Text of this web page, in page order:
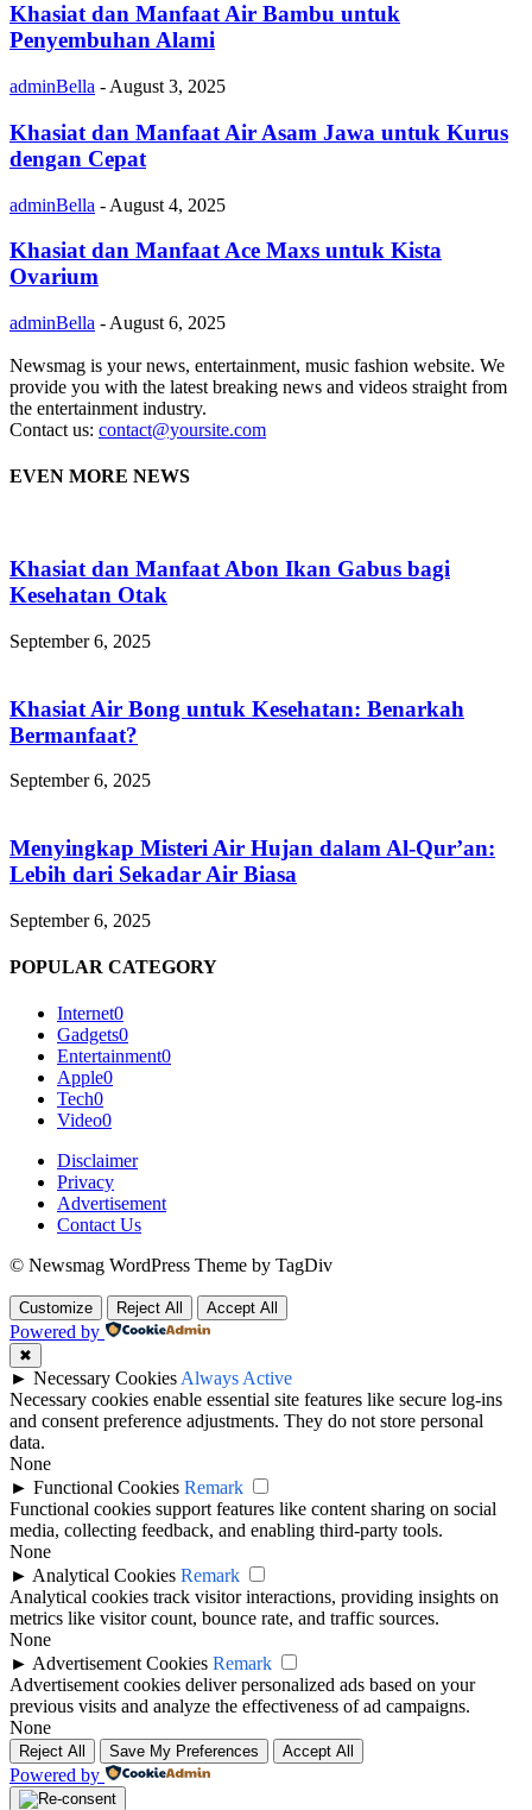
Khasiat dan Manfaat Air Bambu untuk
Penyembuhan Alami
adminBella - August 3, 2025
Khasiat dan Manfaat Air Asam Jawa untuk Kurus
dengan Cepat
adminBella - August 4, 2025
Khasiat dan Manfaat Ace Maxs untuk Kista
Ovarium
adminBella - August 6, 2025
Newsmag is your news, entertainment, music fashion website. We
provide you with the latest breaking news and videos straight from
the entertainment industry.
Contact us: contact@yoursite.com
EVEN MORE NEWS
Khasiat dan Manfaat Abon Ikan Gabus bagi
Kesehatan Otak
September 6, 2025
Khasiat Air Bong untuk Kesehatan: Benarkah
Bermanfaat?
September 6, 2025
Menyingkap Misteri Air Hujan dalam Al-Qur’an:
Lebih dari Sekadar Air Biasa
September 6, 2025
POPULAR CATEGORY
Internet0
Gadgets0
Entertainment0
Apple0
Tech0
Video0
Disclaimer
Privacy
Advertisement
Contact Us
© Newsmag WordPress Theme by TagDiv
Customize Reject All Accept All
Powered by
✖
► Necessary Cookies Always Active
Necessary cookies enable essential site features like secure log-ins
and consent preference adjustments. They do not store personal
data.
None
► Functional Cookies Remark
Functional cookies support features like content sharing on social
media, collecting feedback, and enabling third-party tools.
None
► Analytical Cookies Remark
Analytical cookies track visitor interactions, providing insights on
metrics like visitor count, bounce rate, and traffic sources.
None
► Advertisement Cookies Remark
Advertisement cookies deliver personalized ads based on your
previous visits and analyze the effectiveness of ad campaigns.
None
Reject All Save My Preferences Accept All
Powered by